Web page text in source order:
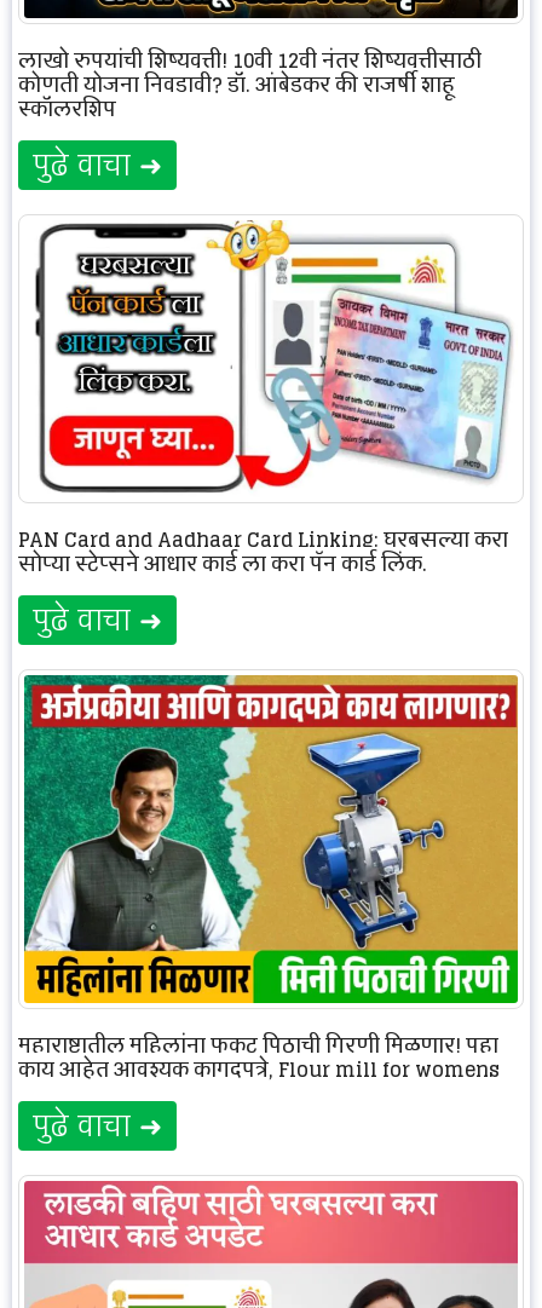
लाखो रुपयांची शिष्यवृत्ती! 10वी 12वी नंतर शिष्यवृत्तीसाठी
कोणती योजना निवडावी? डॉ. आंबेडकर की राजर्षी शाहू
स्कॉलरशिप
पुढे वाचा ➜
PAN Card and Aadhaar Card Linking: घरबसल्या करा
सोप्या स्टेप्सने आधार कार्ड ला करा पॅन कार्ड लिंक.
पुढे वाचा ➜
महाराष्ट्रातील महिलांना फुकट पिठाची गिरणी मिळणार! पहा
काय आहेत आवश्यक कागदपत्रे, Flour mill for womens
पुढे वाचा ➜